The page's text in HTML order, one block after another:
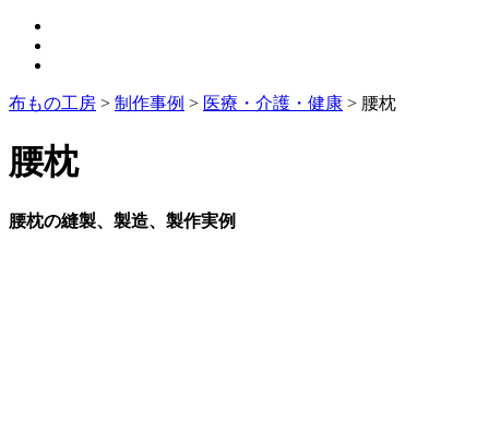
布もの工房 > 制作事例 > 医療・介護・健康 > 腰枕
腰枕
腰枕の縫製、製造、製作実例